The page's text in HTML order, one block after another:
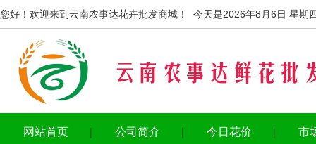
您好！欢迎来到云南农事达花卉批发商城！ 今天是2026年8月6日 星期
网站首页 公司简介 今日花价
市